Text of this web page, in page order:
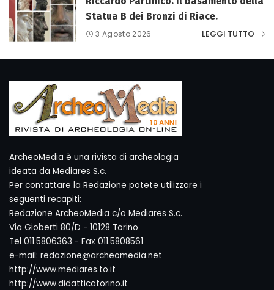
Statua B dei Bronzi di Riace.
3 Agosto 2026 LEGGI TUTTO
ArcheoMedia è una rivista di archeologia
ideata da Mediares S.c.
Per contattare la Redazione potete utilizzare i
seguenti recapiti:
Redazione ArcheoMedia c/o Mediares S.c.
Via Gioberti 80/D - 10128 Torino
Tel 011.5806363 - Fax 011.5808561
e-mail: redazione@archeomedia.net
http://www.mediares.to.it
http://www.didatticatorino.it